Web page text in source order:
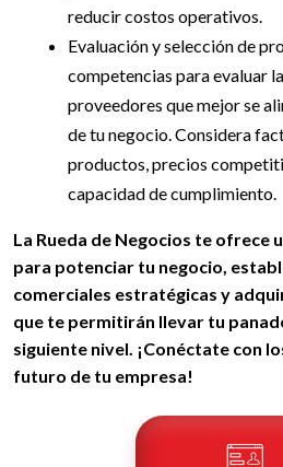
reducir costos operativos.
Evaluación y selección de
competencias para evaluar
proveedores que mejor se
de tu negocio. Considera
productos, precios
capacidad de cumplimiento.
La Rueda de Negocios te ofrece
para potenciar tu negocio,
comerciales estratégicas y
que te permitirán llevar tu
siguiente nivel. ¡Conéctate con
futuro de tu empresa!